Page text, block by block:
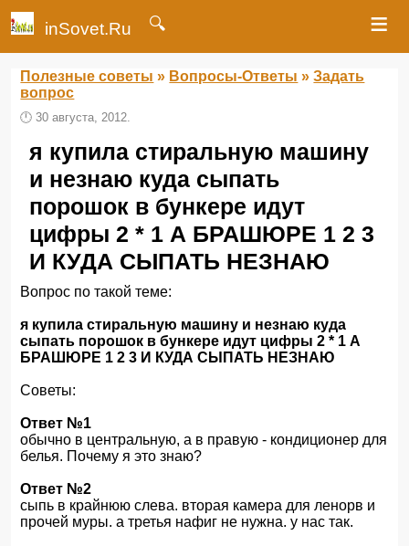
inSovet.Ru 🔍 ≡
Полезные советы » Вопросы-Ответы »Задать
вопрос
🕛30 августа, 2012.
я купила стиральную машину
и незнаю куда сыпать
порошок в бункере идут
цифры 2 * 1 А БРАШЮРЕ 1 2 3
И КУДА СЫПАТЬ НЕЗНАЮ
Вопрос по такой теме:
я купила стиральную машину и незнаю куда
сыпать порошок в бункере идут цифры 2 * 1 А
БРАШЮРЕ 1 2 3 И КУДА СЫПАТЬ НЕЗНАЮ
Советы:
Ответ №1
обычно в центральную, а в правую - кондиционер для
белья. Почему я это знаю?
Ответ №2
сыпь в крайнюю слева. вторая камера для ленорв и
прочей муры. а третья нафиг не нужна. у нас так.